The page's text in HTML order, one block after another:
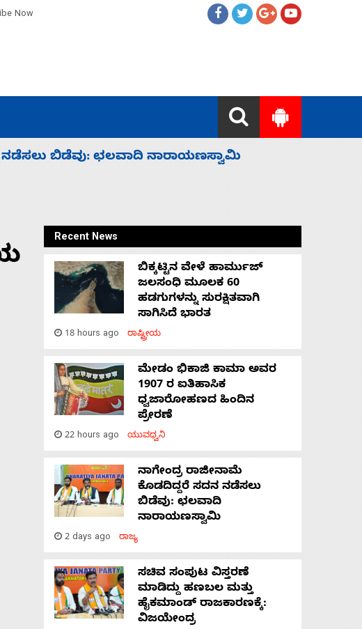
Now
ಹೈಕಮಾಂಡ್ ರಾಜಕಾರಣಕ್ಕೆ: ವಿಜಯೇಂದ್ರ
Recent News
ಬಿಕ್ಕಟ್ಟಿನ ವೇಳೆ ಹಾರ್ಮುಜ್
ಜಲಸಂಧಿ ಮೂಲಕ 60
ಹಡಗುಗಳನ್ನು ಸುರಕ್ಷಿತವಾಗಿ
ಸಾಗಿಸಿದೆ ಭಾರತ
18 hours ago ರಾಷ್ಟ್ರೀಯ
ಮೇಡಂ ಭಿಕಾಜಿ ಕಾಮಾ ಅವರ
1907 ರ ಐತಿಹಾಸಿಕ
ಧ್ವಜಾರೋಹಣದ ಹಿಂದಿನ
ಪ್ರೇರಣೆ
22 hours ago ಯುವಧ್ವನಿ
ನಾಗೇಂದ್ರ ರಾಜೀನಾಮೆ
ಕೊಡದಿದ್ದರೆ ಸದನ ನಡೆಸಲು
ಬಿಡೆವು: ಛಲವಾದಿ
ನಾರಾಯಣಸ್ವಾಮಿ
2 days ago ರಾಜ್ಯ
ಸಚಿವ ಸಂಪುಟ ವಿಸ್ತರಣೆ
ಮಾಡಿದ್ದು ಹಣಬಲ ಮತ್ತು
ಹೈಕಮಾಂಡ್ ರಾಜಕಾರಣಕ್ಕೆ:
ವಿಜಯೇಂದ್ರ